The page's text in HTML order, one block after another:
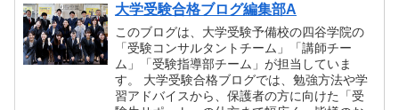
大学受験合格ブログ編集部A
このブログは、大学受験予備校の四谷学院の
「受験コンサルタントチーム」「講師チー
ム」「受験指導部チーム」が担当していま
す。 大学受験合格ブログでは、勉強方法や学
習アドバイスから、保護者の方に向けた「受